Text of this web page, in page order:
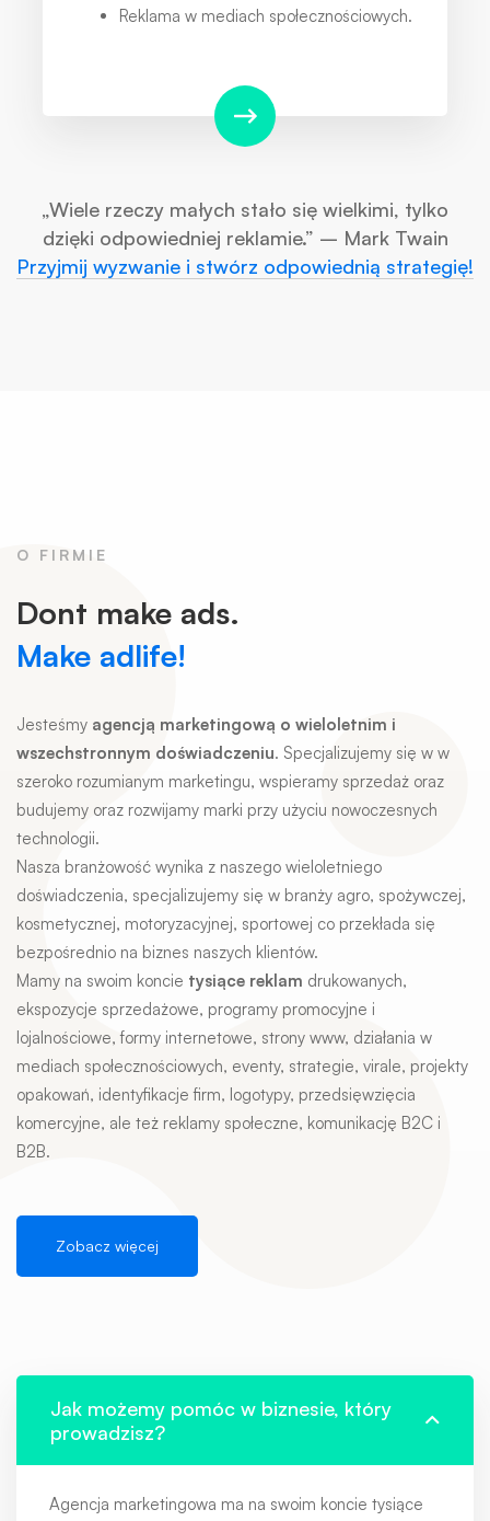
Reklama w mediach społecznościowych.
„Wiele rzeczy małych stało się wielkimi, tylko
dzięki odpowiedniej reklamie.” – Mark Twain
Przyjmij wyzwanie i stwórz odpowiednią strategię!
O FIRMIE
Dont make ads.
Make adlife!
Jesteśmy agencją marketingową o wieloletnim i
wszechstronnym doświadczeniu. Specjalizujemy się w w
szeroko rozumianym marketingu, wspieramy sprzedaż oraz
budujemy oraz rozwijamy marki przy użyciu nowoczesnych
technologii.
Nasza branżowość wynika z naszego wieloletniego
doświadczenia, specjalizujemy się w branży agro, spożywczej,
kosmetycznej, motoryzacyjnej, sportowej co przekłada się
bezpośrednio na biznes naszych klientów.
Mamy na swoim koncie tysiące reklam drukowanych,
ekspozycje sprzedażowe, programy promocyjne i
lojalnościowe, formy internetowe, strony www, działania w
mediach społecznościowych, eventy, strategie, virale, projekty
opakowań, identyfikacje firm, logotypy, przedsięwzięcia
komercyjne, ale też reklamy społeczne, komunikację B2C i
B2B.
Zobacz więcej
Jak możemy pomóc w biznesie, który
prowadzisz?
Agencja marketingowa ma na swoim koncie tysiące